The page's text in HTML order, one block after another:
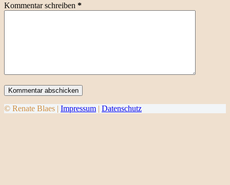
Kommentar schreiben *
Kommentar abschicken
© Renate Blaes | Impressum | Datenschutz